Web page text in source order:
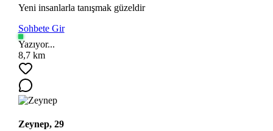
Yeni insanlarla tanışmak güzeldir
Sohbete Gir
Yazıyor...
8,7 km
Zeynep, 29